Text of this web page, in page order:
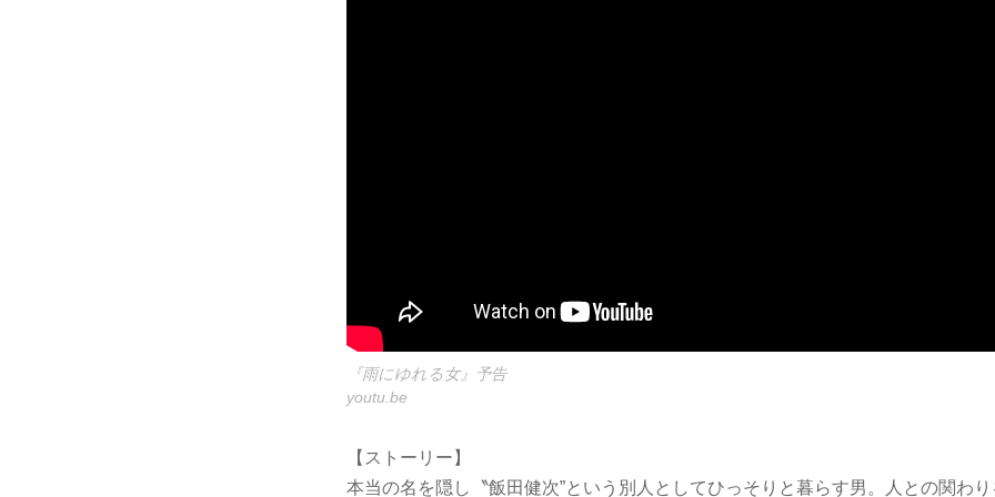
『雨にゆれる女』予告
youtu.be
【ストーリー】
本当の名を隠し〝飯田健次”という別人としてひっそりと暮らす男。人との関わ